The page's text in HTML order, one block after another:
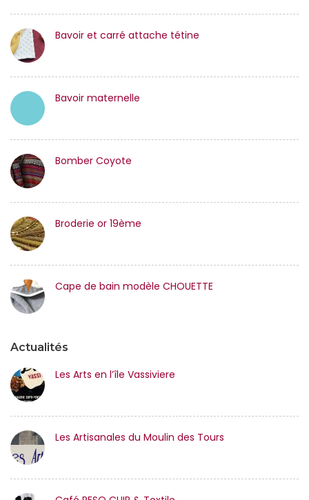
Bavoir et carré attache tétine
Bavoir maternelle
Bomber Coyote
Broderie or 19ème
Cape de bain modèle CHOUETTE
Actualités
Les Arts en l’île Vassiviere
Les Artisanales du Moulin des Tours